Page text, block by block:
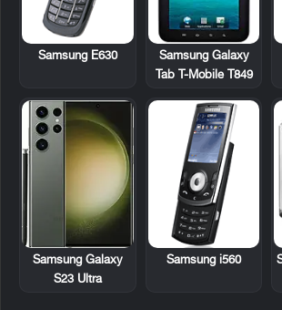
Samsung Galaxy
Tab T-Mobile T849
Samsung E630
Samsung i560
Samsung Galaxy
S23 Ultra